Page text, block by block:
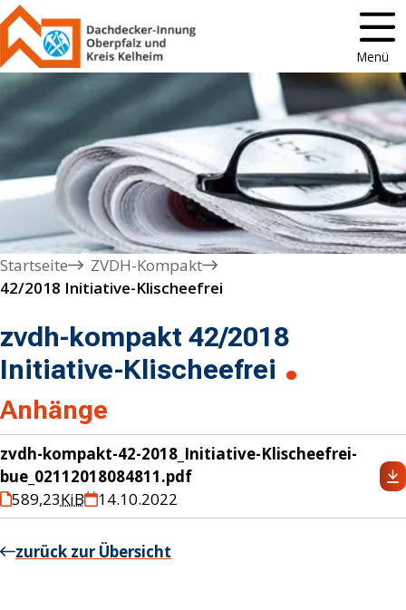
Menü
Startseite
ZVDH-Kompakt
zvdh-kompakt 42/2018
Initiative-Klischeefrei
Anhänge
zvdh-kompakt-42-2018_Initiative-Klischeefrei-
bue_02112018084811.pdf
589,23KiB 14.10.2022
zurück zur Übersicht